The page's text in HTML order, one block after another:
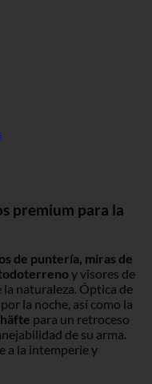
premium para la
de puntería, miras de
y visores de
naturaleza. Óptica de
la noche, así como la
para un retroceso
de su arma.
a la intemperie y